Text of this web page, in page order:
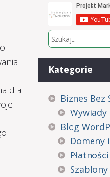
dla
Kategorie
Biznes Bez
Wywiady
Blog
Domeny
Szablony